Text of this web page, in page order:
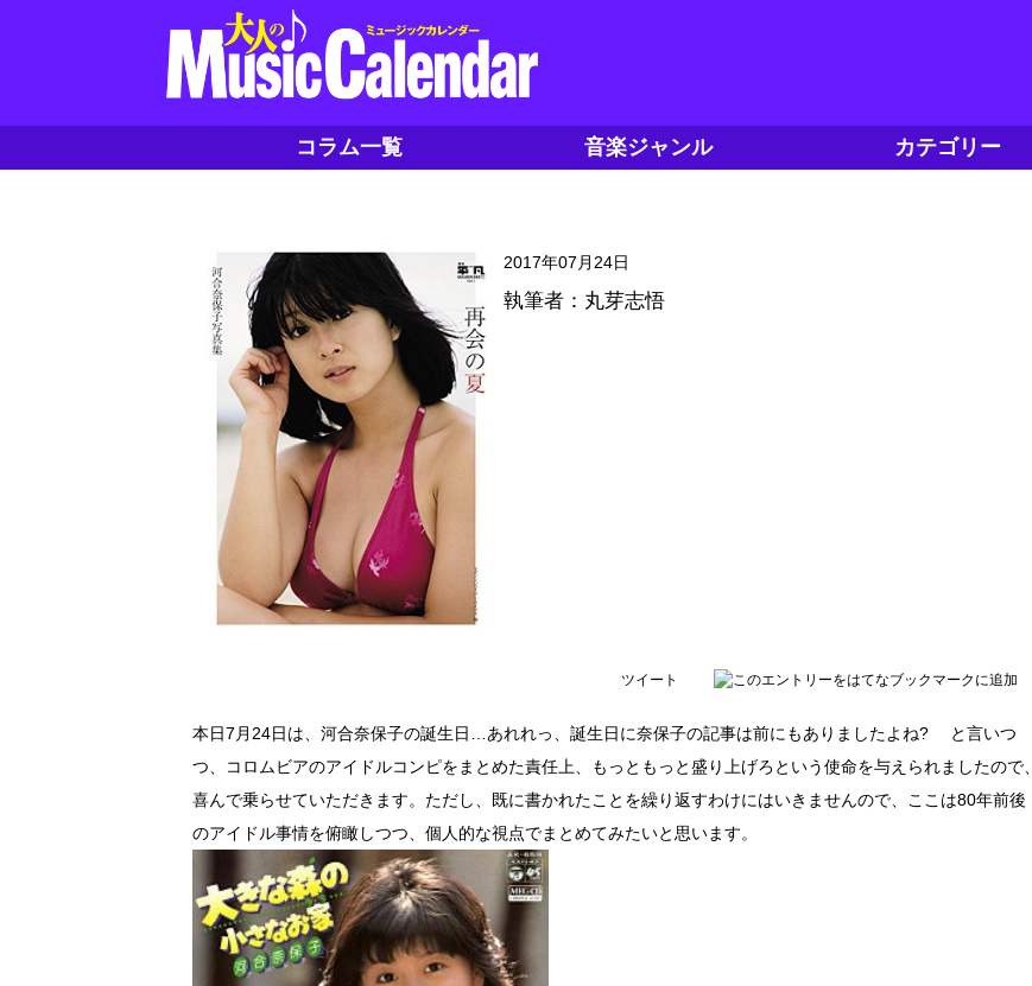
コラム一覧 音楽ジャンル カテゴリー
2017年07月24日
執筆者：丸芽志悟
ツイート
本日7月24日は、河合奈保子の誕生日…あれれっ、誕生日に奈保子の記事は前にもありましたよね? と言いつ
つ、コロムビアのアイドルコンピをまとめた責任上、もっともっと盛り上げろという使命を与えられましたので、
喜んで乗らせていただきます。ただし、既に書かれたことを繰り返すわけにはいきませんので、ここは80年前後
のアイドル事情を俯瞰しつつ、個人的な視点でまとめてみたいと思います。